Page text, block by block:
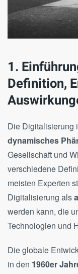
1.
Definition,
Die Digitalisierung
dynamisches
Gesellschaft und
verschiedene
meisten Experten
Digitalisierung als
werden kann, die
Technologien und
Die globale
in den 1960er